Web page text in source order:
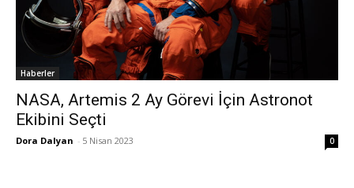
Haberler
NASA, Artemis 2 Ay Görevi İçin Astronot
Ekibini Seçti
Dora Dalyan - 5 Nisan 2023 0